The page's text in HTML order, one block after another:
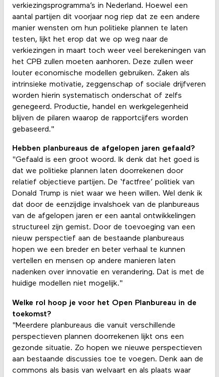
verkiezingsprogramma’s in Nederland. Hoewel een
aantal partijen dit voorjaar nog riep dat ze een andere
manier wensten om hun politieke plannen te laten
testen, lijkt het erop dat we op weg naar de
verkiezingen in maart toch weer veel berekeningen van
het CPB zullen moeten aanhoren. Deze zullen weer
louter economische modellen gebruiken. Zaken als
intrinsieke motivatie, zeggenschap of sociale drijfveren
worden hierin systematisch onderschat of zelfs
genegeerd. Productie, handel en werkgelegenheid
blijven de pilaren waarop de rapportcijfers worden
gebaseerd."
Hebben planbureaus de afgelopen jaren gefaald?
"Gefaald is een groot woord. Ik denk dat het goed is
dat we politieke plannen laten doorrekenen door
relatief objectieve partijen. De ‘factfree’ politiek van
Donald Trump is niet waar we heen willen. Wel denk ik
dat door de eenzijdige invalshoek van de planbureaus
van de afgelopen jaren er een aantal ontwikkelingen
structureel zijn gemist. Door de toevoeging van een
nieuw perspectief aan de bestaande planbureaus
hopen we een breder en beter verhaal te kunnen
vertellen en mensen op andere manieren laten
nadenken over innovatie en verandering. Dat is met de
huidige modellen niet mogelijk."
Welke rol hoop je voor het Open Planbureau in de
toekomst?
"Meerdere planbureaus die vanuit verschillende
perspectieven plannen doorrekenen lijkt ons een
gezonde situatie. Zo hopen we nieuwe perspectieven
aan bestaande discussies toe te voegen. Denk aan de
commons als basis van welvaart en als plaats waar